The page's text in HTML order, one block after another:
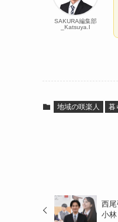
SAKURA編集部
_Katsuya.I
地域の咲楽人 暮
西尾
小